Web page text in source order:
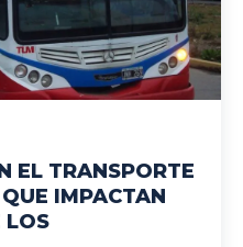
EL TRANSPORTE
IMPACTAN
LOS